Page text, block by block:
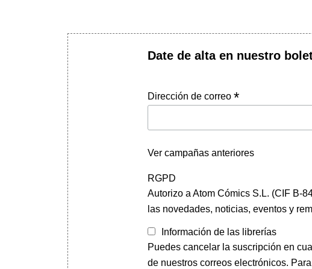
Date de alta en nuestro
Dirección de correo *
Ver campañas anteriores
RGPD
Autorizo a Atom Cómics S.L. (CIF B-
las novedades, noticias, eventos y
Información de las librerías
Puedes cancelar la suscripción en
de nuestros correos electrónicos.